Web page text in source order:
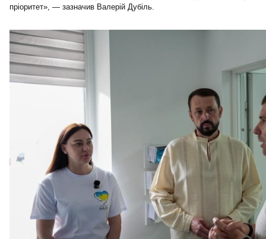
пріоритет», — зазначив Валерій Дубіль.